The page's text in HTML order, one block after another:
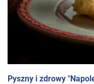
Pyszny i zdrowy